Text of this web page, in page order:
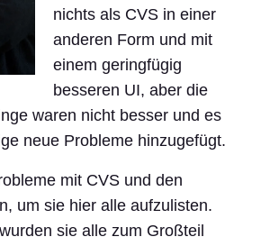
nichts als CVS in einer
anderen Form und mit
einem geringfügig
besseren UI, aber die
waren nicht besser und es
neue Probleme hinzugefügt.
mit CVS und den
um sie hier alle aufzulisten.
sie alle zum Großteil